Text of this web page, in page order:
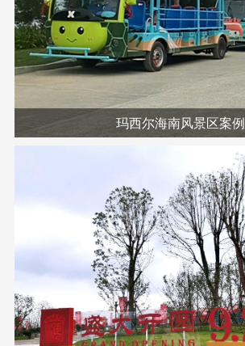
玛西尔海南风景区案例